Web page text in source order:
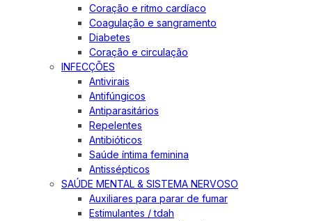
Coração e ritmo cardíaco
Coagulação e sangramento
Diabetes
Coração e circulação
INFECÇÕES
Antivirais
Antifúngicos
Antiparasitários
Repelentes
Antibióticos
Saúde íntima feminina
Antissépticos
SAÚDE MENTAL & SISTEMA NERVOSO
Auxiliares para parar de fumar
Estimulantes / tdah